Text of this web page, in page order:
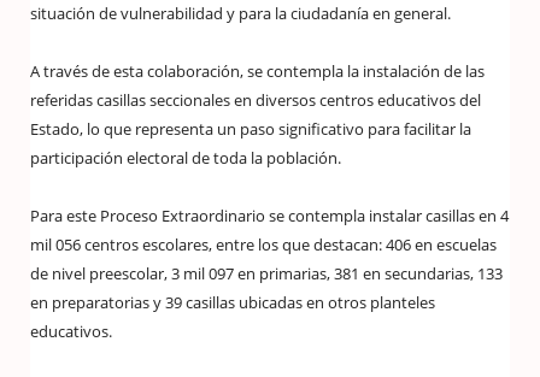
situación de vulnerabilidad y para la ciudadanía en general.
A través de esta colaboración, se contempla la instalación de las
referidas casillas seccionales en diversos centros educativos del
Estado, lo que representa un paso significativo para facilitar la
participación electoral de toda la población.
Para este Proceso Extraordinario se contempla instalar casillas en 4
mil 056 centros escolares, entre los que destacan: 406 en escuelas
de nivel preescolar, 3 mil 097 en primarias, 381 en secundarias, 133
en preparatorias y 39 casillas ubicadas en otros planteles
educativos.